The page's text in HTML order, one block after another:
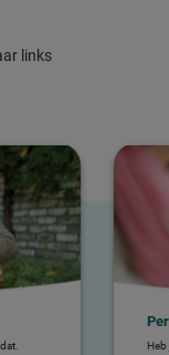
links
Heb